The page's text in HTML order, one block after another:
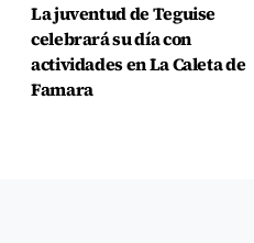
La juventud de Teguise
celebrará su día con
actividades en La Caleta de
Famara